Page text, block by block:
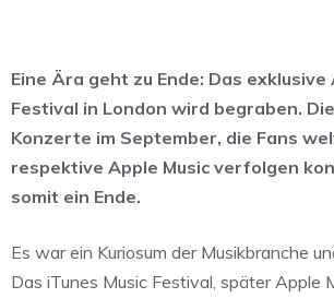
Eine Ära geht zu Ende: Das exklusive
Festival in London wird begraben.
Konzerte im September, die Fans
respektive Apple Music verfolgen
somit ein Ende.
Es war ein Kuriosum der Musikbranche
Das iTunes Music Festival, später Apple